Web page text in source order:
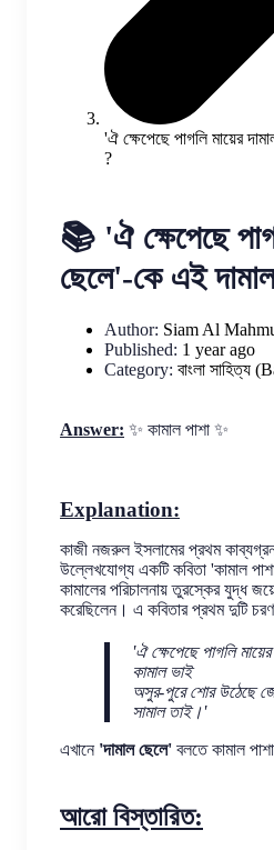
'ঐ ক্ষেপেছে পাগলি মায়ের
?
📚 'ঐ ক্ষেপেছে
ছেলে'-কে এই
Author: Siam Al
Published: 1 year ago
Category: বাংলা সাহিত্য
Answer: ✨ কামাল পাশা ✨
Explanation:
কাজী নজরুল ইসলামের প্রথম
উল্লেখযোগ্য একটি কবিতা 'কামাল
কামালের পরিচালনায় তুরস্কের যুদ্ধ
করেছিলেন। এ কবিতার প্রথম দুটি
'ঐ ক্ষেপেছে পাগলি
কামাল ভাই
অসুর-পুরে শোর উঠেছে
সামাল তাই।'
এখানে 'দামাল ছেলে' বলতে কামাল
আরো বিস্তারিত: